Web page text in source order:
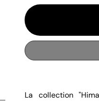
La collection